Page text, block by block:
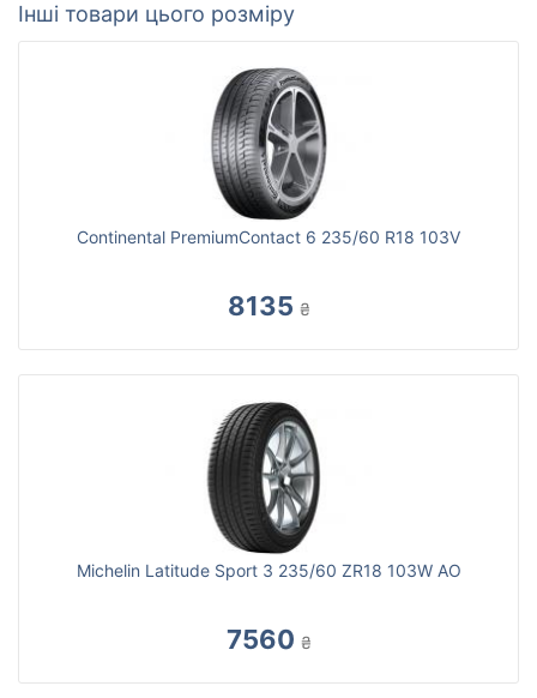
Інші товари цього розміру
Continental PremiumContact 6 235/60 R18 103V
8135 ₴
Michelin Latitude Sport 3 235/60 ZR18 103W AO
7560 ₴